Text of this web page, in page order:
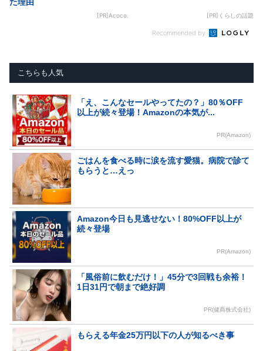
[PR]Acoco. [PR]くらしの話題
Recommended by
こちらも人気
「え、こんなセールやってたの？」80％OFF
以上が続々登場！Amazonの本気が...
PR(Amazon)
ごはんを食べる時に涙を流す愛猫。病院で診て
もらうと…えっ
Amazon今日も見逃せない！80%OFF以上が
続々登場
PR(Amazon)
「風俗前に飲むだけ！」45分で3回戦も余裕！
1日31円で朝まで絶好調
PR(健商株式会社)
もらえる年金25万円以下の人が知るべき事